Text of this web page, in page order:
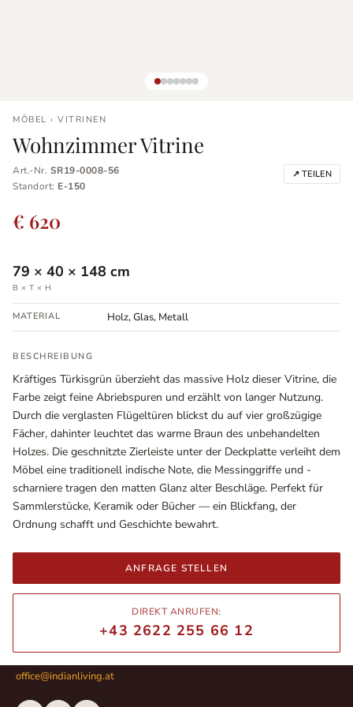
MÖBEL › VITRINEN
Wohnzimmer Vitrine
Art.-Nr. SR19-0008-56
Standort: E-150
↗ TEILEN
€ 620
79 × 40 × 148 cm
B × T × H
MATERIAL Holz, Glas, Metall
BESCHREIBUNG
Kräftiges Türkisgrün überzieht das massive Holz dieser Vitrine, die
Farbe zeigt feine Abriebspuren und erzählt von langer Nutzung.
Durch die verglasten Flügeltüren blickst du auf vier großzügige
Fächer, dahinter leuchtet das warme Braun des unbehandelten
Holzes. Die geschnitzte Zierleiste unter der Deckplatte verleiht dem
Möbel eine traditionell indische Note, die Messinggriffe und -
scharniere tragen den matten Glanz alter Beschläge. Perfekt für
Sammlerstücke, Keramik oder Bücher — ein Blickfang, der
Ordnung schafft und Geschichte bewahrt.
ANFRAGE STELLEN
DIREKT ANRUFEN:
+43 2622 255 66 12
Wiener Straße – Werkstraße 111
+43 2622 255 66 12
office@indianliving.at